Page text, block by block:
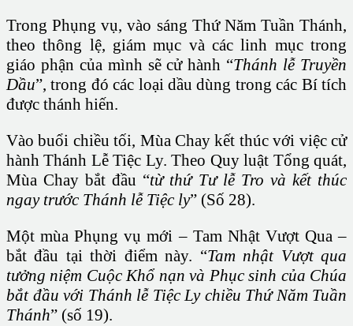
Trong Phụng vụ, vào sáng Thứ Năm Tuần Thánh,
theo thông lệ, giám mục và các linh mục trong
giáo phận của mình sẽ cử hành “Thánh lễ Truyền
Dầu”, trong đó các loại dầu dùng trong các Bí tích
được thánh hiến.
Vào buổi chiều tối, Mùa Chay kết thúc với việc cử
hành Thánh Lễ Tiệc Ly. Theo Quy luật Tổng quát,
Mùa Chay bắt đầu “từ thứ Tư lễ Tro và kết thúc
ngay trước Thánh lễ Tiệc ly” (Số 28).
Một mùa Phụng vụ mới – Tam Nhật Vượt Qua –
bắt đầu tại thời điểm này. “Tam nhật Vượt qua
tưởng niệm Cuộc Khổ nạn và Phục sinh của Chúa
bắt đầu với Thánh lễ Tiệc Ly chiều Thứ Năm Tuần
Thánh” (số 19).